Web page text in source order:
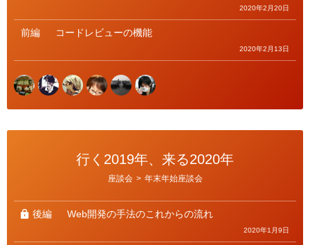
2020年2月20日
前編 コードレビューの機能
2020年2月13日
行く2019年、来る2020年
リ
ー
座談会 > 年末年始座談会
後編 Web開発の手法のこれからの流れ
2020年1月9日